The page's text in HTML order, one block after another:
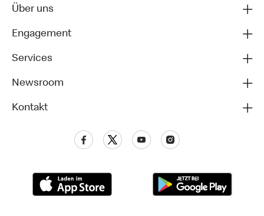
Über uns
Engagement
Services
Newsroom
Kontakt